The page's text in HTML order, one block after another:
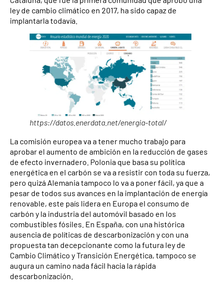
ley de cambio climático en 2017, ha sido capaz de
implantarla todavía.
https://datos.enerdata.net/energia-total/
La comisión europea va a tener mucho trabajo para
aprobar el aumento de ambición en la reducción de gases
de efecto invernadero. Polonia que basa su política
energética en el carbón se va a resistir con toda su fuerza,
pero quizá Alemania tampoco lo va a poner fácil, ya que a
pesar de todos sus avances en la implantación de energía
renovable, este país lidera en Europa el consumo de
carbón y la industria del automóvil basado en los
combustibles fósiles. En España, con una histórica
ausencia de políticas de descarbonización y con una
propuesta tan decepcionante como la futura ley de
Cambio Climático y Transición Energética, tampoco se
augura un camino nada fácil hacia la rápida
descarbonización.